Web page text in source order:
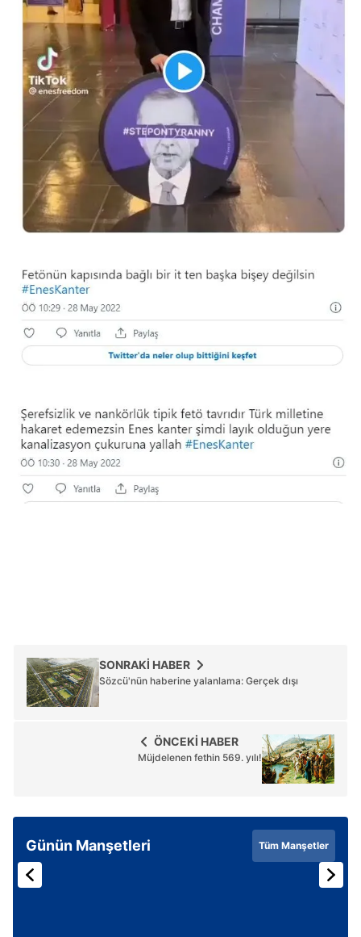
Metnimizi ziyaret edebilirsiniz.
6698 sayılı Kişisel Verilerin Korunması Kanunu uyarınca
hazırlanmış Aydınlatma Metnimizi okumak ve sitemizde
ilgili mevzuata uygun olarak kullanılan çerezlerle ilgili bilgi
almak için lütfentıklayınız.
SONRAKİ HABER
Sözcü'nün haberine yalanlama: Gerçek dışı
ÖNCEKİ HABER
Müjdelenen fethin 569. yılı!
Günün Manşetleri Tüm Manşetler